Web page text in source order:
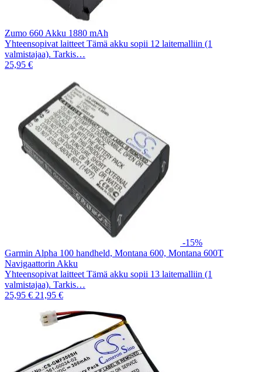
Zumo 660 Akku 1880 mAh
Yhteensopivat laitteet Tämä akku sopii 12 laitemalliin (1
valmistajaa). Tarkis…
25,95 €
-15%
Garmin Alpha 100 handheld, Montana 600, Montana 600T
Navigaattorin Akku
Yhteensopivat laitteet Tämä akku sopii 13 laitemalliin (1
valmistajaa). Tarkis…
25,95 € 21,95 €